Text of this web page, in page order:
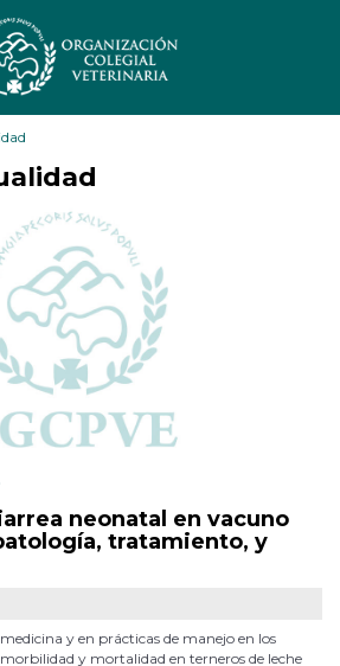
neonatal en vacuno
tratamiento, y
y en prácticas de manejo en los
y mortalidad en terneros de leche